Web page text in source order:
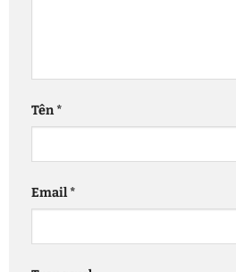
Tên*
Email*